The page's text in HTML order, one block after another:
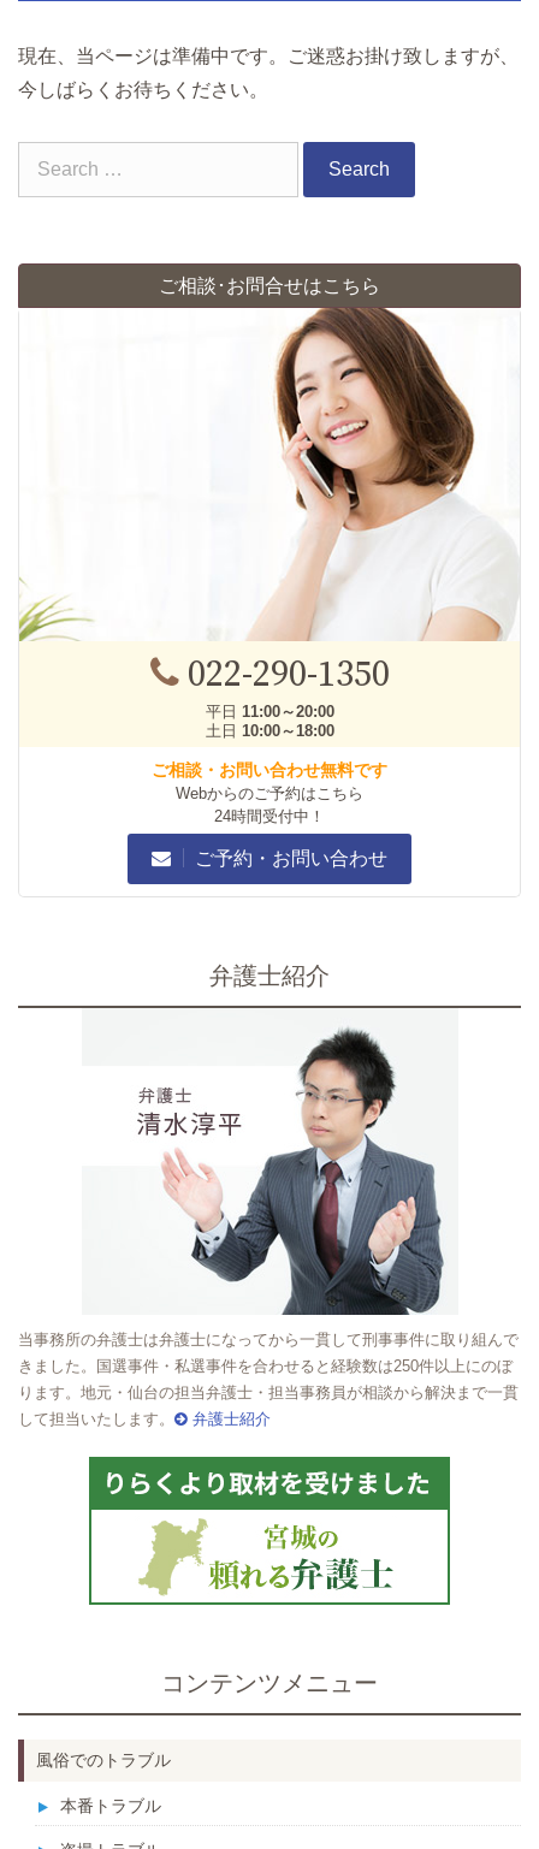
現在、当ページは準備中です。ご迷惑お掛け致しますが、
今しばらくお待ちください。
Search
ご相談･お問合せはこちら
022-290-1350
平日 11:00～20:00
土日 10:00～18:00
ご相談・お問い合わせ無料です
Webからのご予約はこちら
24時間受付中！
ご予約・お問い合わせ
弁護士紹介
当事務所の弁護士は弁護士になってから一貫して刑事事件に取り組んで
きました。国選事件・私選事件を合わせると経験数は250件以上にのぼ
ります。地元・仙台の担当弁護士・担当事務員が相談から解決まで一貫
して担当いたします。
弁護士紹介
コンテンツメニュー
風俗でのトラブル
本番トラブル